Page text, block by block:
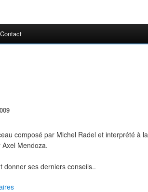
Contact
composé par Michel Radel et interprété à
Mendoza.
donner ses derniers conseils..